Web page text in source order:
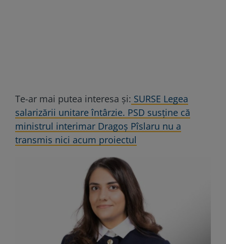
Te-ar mai putea interesa și: SURSE Legea
salarizării unitare întârzie. PSD susține că
ministrul interimar Dragoș Pîslaru nu a
transmis nici acum proiectul